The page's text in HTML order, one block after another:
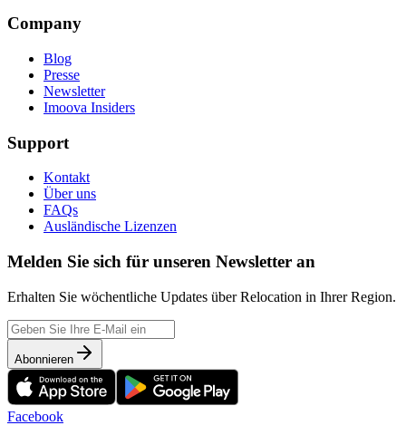
Company
Blog
Presse
Newsletter
Imoova Insiders
Support
Kontakt
Über uns
FAQs
Ausländische Lizenzen
Melden Sie sich für unseren Newsletter an
Erhalten Sie wöchentliche Updates über Relocation in Ihrer Region.
Abonnieren
Facebook